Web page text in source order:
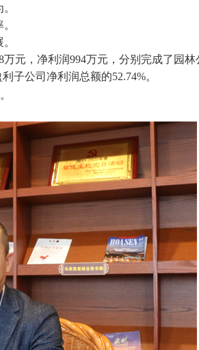
元，净利润994万元，分别完成了园林
子公司净利润总额的52.74%。